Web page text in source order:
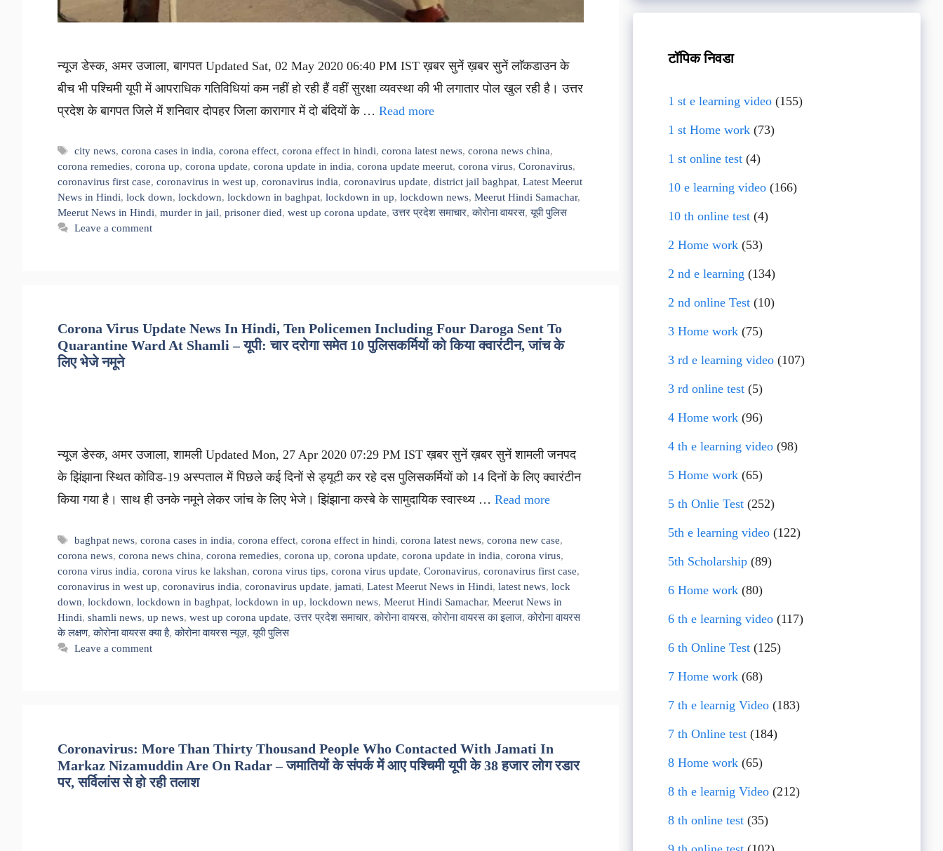
न्यूज डेस्क, अमर उजाला, बागपत Updated Sat, 02 May 2020 06:40 PM IST ख़बर सुनें ख़बर सुनें लाॅकडाउन के
बीच भी पश्चिमी यूपी में आपराधिक गतिविधियां कम नहीं हो रही हैं वहीं सुरक्षा व्यवस्था की भी लगातार पोल खुल रही है। उत्तर
प्रदेश के बागपत जिले में शनिवार दोपहर जिला कारागार में दो बंदियों के … Read more
Tags
city news,corona cases in india,corona effect,corona effect in hindi,corona latest news,corona news china,
corona remedies, corona up, corona update, corona update in india, corona update meerut, corona virus, Coronavirus,
coronavirus first case, coronavirus in west up, coronavirus india, coronavirus update, district jail baghpat, Latest Meerut
News in Hindi, lock down, lockdown, lockdown in baghpat, lockdown in up, lockdown news, Meerut Hindi Samachar,
Meerut News in Hindi, murder in jail, prisoner died, west up corona update,उत्तर प्रदेश समाचार,कोरोना वायरस,यूपी पुलिस
Leave a comment
Corona Virus Update News In Hindi, Ten Policemen Including Four Daroga Sent To
Quarantine Ward At Shamli – यूपी: चार दरोगा समेत 10 पुलिसकर्मियों को किया क्वारंटीन, जांच के
लिए भेजे नमूने
न्यूज डेस्क, अमर उजाला, शामली Updated Mon, 27 Apr 2020 07:29 PM IST ख़बर सुनें ख़बर सुनें शामली जनपद
के झिंझाना स्थित कोविड-19 अस्पताल में पिछले कई दिनों से ड्यूटी कर रहे दस पुलिसकर्मियों को 14 दिनों के लिए क्वारंटीन
किया गया है। साथ ही उनके नमूने लेकर जांच के लिए भेजे। झिंझाना कस्बे के सामुदायिक स्वास्थ्य … Read more
Tags
baghpat news,corona cases in india,corona effect,corona effect in hindi,corona latest news,corona new case,
corona news, corona news china, corona remedies, corona up, corona update, corona update in india, corona virus,
corona virus india, corona virus ke lakshan, corona virus tips, corona virus update, Coronavirus, coronavirus first case,
coronavirus in west up, coronavirus india, coronavirus update, jamati, Latest Meerut News in Hindi, latest news, lock
down, lockdown, lockdown in baghpat, lockdown in up, lockdown news, Meerut Hindi Samachar, Meerut News in
Hindi, shamli news, up news, west up corona update,उत्तर प्रदेश समाचार,कोरोना वायरस,कोरोना वायरस का इलाज,कोरोना वायरस
के लक्षण,कोरोना वायरस क्या है,कोरोना वायरस न्यूज़,यूपी पुलिस
Leave a comment
Coronavirus: More Than Thirty Thousand People Who Contacted With Jamati In
Markaz Nizamuddin Are On Radar – जमातियों के संपर्क में आए पश्चिमी यूपी के 38 हजार लोग रडार
पर, सर्विलांस से हो रही तलाश
टॉपिक निवडा
1 st e learning video(155)
1 st Home work(73)
1 st online test(4)
10 e learning video(166)
10 th online test(4)
2 Home work(53)
2 nd e learning (134)
2 nd online Test(10)
3 Home work(75)
3 rd e learning video(107)
3 rd online test(5)
4 Home work(96)
4 th e learning video(98)
5 Home work(65)
5 th Onlie Test(252)
5th e learning video(122)
5th Scholarship(89)
6 Home work(80)
6 th e learning video(117)
6 th Online Test(125)
7 Home work(68)
7 th e learnig Video(183)
7 th Online test(184)
8 Home work(65)
8 th e learnig Video(212)
8 th online test(35)